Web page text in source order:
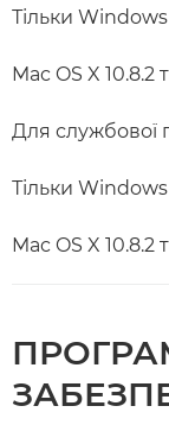
Тільки Windows
Mac OS X 10.8.2
Для службової
Тільки Windows
Mac OS X 10.8.2